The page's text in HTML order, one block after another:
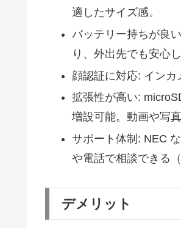
適したサイズ感。
バッテリー持ちが良
り、外出先でも安心
顔認証に対応: インカ
拡張性が高い:
増設可能。動画や写
サポート体制: NEC
や電話で相談できる
デメリット